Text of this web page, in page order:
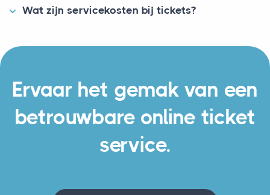
Wat zijn servicekosten bij tickets?
Ervaar het gemak van een
betrouwbare online ticket
service.